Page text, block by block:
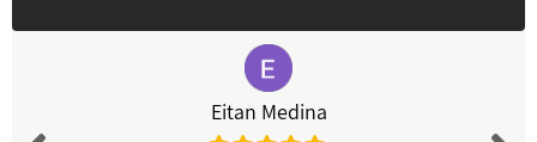
Eitan Medina